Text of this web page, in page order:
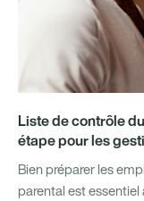
Liste de contrôle
étape pour les
Bien préparer les
parental est essentiel